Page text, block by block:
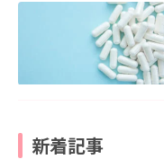
新着記事